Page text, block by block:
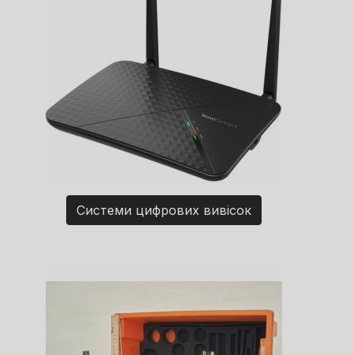
Системи цифрових вивісок